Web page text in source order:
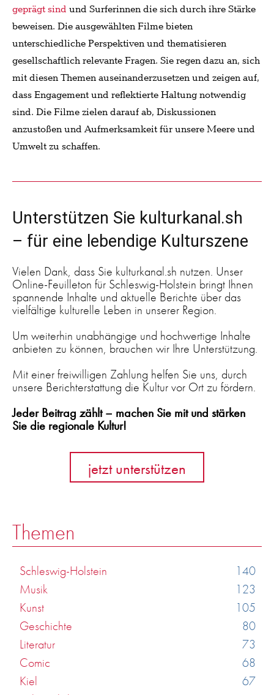
geprägt sind und Surferinnen die sich durch ihre Stärke
beweisen. Die ausgewählten Filme bieten
unterschiedliche Perspektiven und thematisieren
gesellschaftlich relevante Fragen. Sie regen dazu an, sich
mit diesen Themen auseinanderzusetzen und zeigen auf,
dass Engagement und reflektierte Haltung notwendig
sind. Die Filme zielen darauf ab, Diskussionen
anzustoßen und Aufmerksamkeit für unsere Meere und
Umwelt zu schaffen.
Unterstützen Sie kulturkanal.sh
– für eine lebendige Kulturszene
Vielen Dank, dass Sie kulturkanal.sh nutzen. Unser
Online-Feuilleton für Schleswig-Holstein bringt Ihnen
spannende Inhalte und aktuelle Berichte über das
vielfältige kulturelle Leben in unserer Region.
Um weiterhin unabhängige und hochwertige Inhalte
anbieten zu können, brauchen wir Ihre Unterstützung.
Mit einer freiwilligen Zahlung helfen Sie uns, durch
unsere Berichterstattung die Kultur vor Ort zu fördern.
Jeder Beitrag zählt – machen Sie mit und stärken
Sie die regionale Kultur!
jetzt unterstützen
Themen
Schleswig-Holstein
140
Musik
123
Kunst
105
Geschichte
80
Literatur
73
Comic
68
Kiel
67